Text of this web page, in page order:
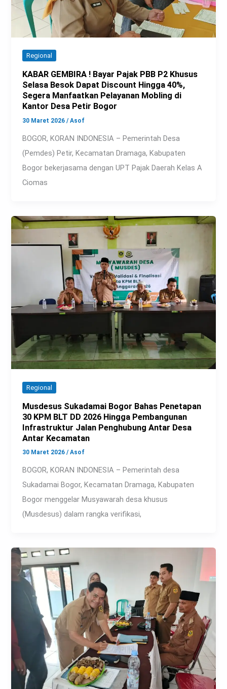
Regional
KABAR GEMBIRA ! Bayar Pajak PBB P2 Khusus
Selasa Besok Dapat Discount Hingga 40%,
Segera Manfaatkan Pelayanan Mobling di
Kantor Desa Petir Bogor
30 Maret 2026/Asof
BOGOR, KORAN INDONESIA – Pemerintah Desa
(Pemdes) Petir, Kecamatan Dramaga, Kabupaten
Bogor bekerjasama dengan UPT Pajak Daerah Kelas A
Ciomas
Regional
Musdesus Sukadamai Bogor Bahas Penetapan
30 KPM BLT DD 2026 Hingga Pembangunan
Infrastruktur Jalan Penghubung Antar Desa
Antar Kecamatan
30 Maret 2026/Asof
BOGOR, KORAN INDONESIA – Pemerintah desa
Sukadamai Bogor, Kecamatan Dramaga, Kabupaten
Bogor menggelar Musyawarah desa khusus
(Musdesus) dalam rangka verifikasi,